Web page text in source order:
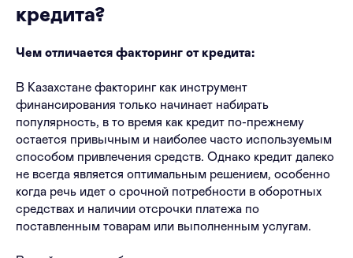
кредита?
Чем отличается факторинг от кредита:
В Казахстане факторинг как инструмент
финансирования только начинает набирать
популярность, в то время как кредит по-прежнему
остается привычным и наиболее часто используемым
способом привлечения средств. Однако кредит далеко
не всегда является оптимальным решением, особенно
когда речь идет о срочной потребности в оборотных
средствах и наличии отсрочки платежа по
поставленным товарам или выполненным услугам.